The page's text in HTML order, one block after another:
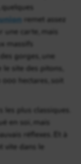
remet assez
carte, mais
massifs
gorges, une
site des pitons,
hectares, soit
plus classiques.
en soi, mais
réflexes. Et à
vite dans le